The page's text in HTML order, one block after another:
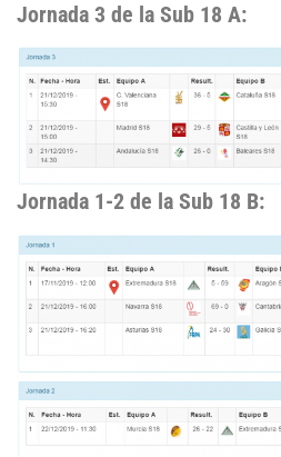
Jornada 3 de la Sub 18 A:
Jornada 1-2 de la Sub 18 B: